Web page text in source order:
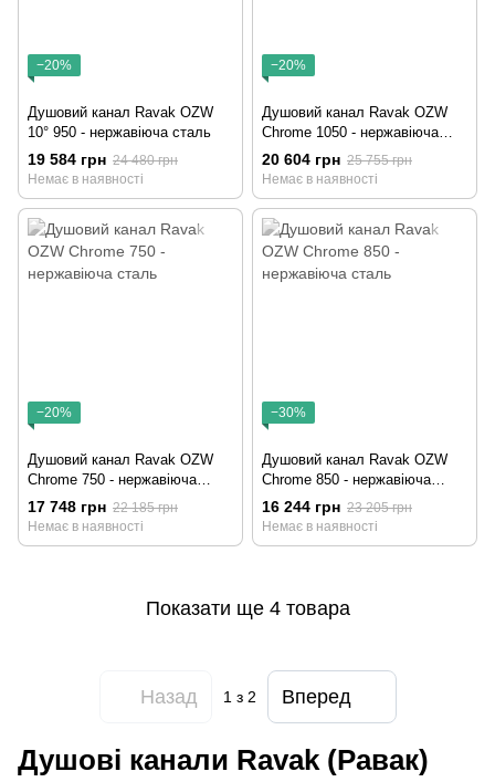
−20%
Душовий канал Ravak OZW
10° 950 - нержавіюча сталь
19 584 грн 24 480 грн
Немає в наявності
−20%
Душовий канал Ravak OZW
Chrome 1050 - нержавіюча
сталь
20 604 грн 25 755 грн
Немає в наявності
−20%
Душовий канал Ravak OZW
Chrome 750 - нержавіюча
сталь
17 748 грн 22 185 грн
Немає в наявності
−30%
Душовий канал Ravak OZW
Chrome 850 - нержавіюча
сталь
16 244 грн 23 205 грн
Немає в наявності
Показати ще 4 товара
Назад 1з 2 Вперед
Душові канали Ravak (Равак)